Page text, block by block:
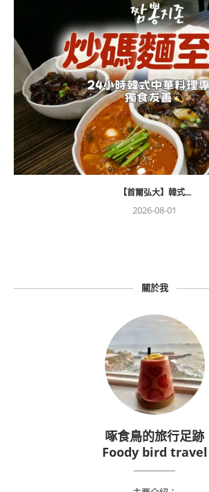
【首爾弘大】韓式...
2026-08-01
關於我
啄食鳥的旅行足跡
Foody bird travel